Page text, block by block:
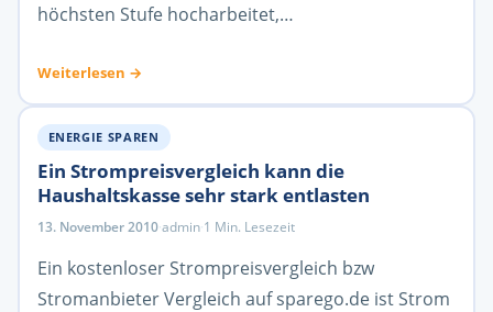
höchsten Stufe hocharbeitet,…
Weiterlesen →
ENERGIE SPAREN
Ein Strompreisvergleich kann die
Haushaltskasse sehr stark entlasten
13. November 2010·admin·1 Min. Lesezeit
Ein kostenloser Strompreisvergleich bzw
Stromanbieter Vergleich auf sparego.de ist Strom